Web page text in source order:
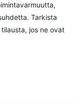
Tarkista
jos ne ovat